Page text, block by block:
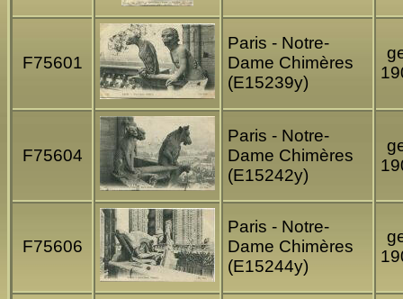
F75601
Paris - Notre-
Dame Chimères
(E15239y)
F75604
Paris - Notre-
Dame Chimères
(E15242y)
F75606
Paris - Notre-
Dame Chimères
(E15244y)